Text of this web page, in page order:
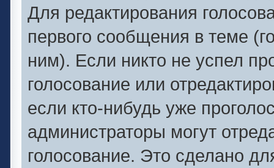
Для редактирования
первого сообщения в теме
ним). Если никто не успел
голосование или
если кто-нибудь уже
администраторы могут
голосование. Это сделано